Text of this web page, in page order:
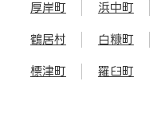
厚岸町 浜中町
鶴居村 白糠町
標津町 羅臼町